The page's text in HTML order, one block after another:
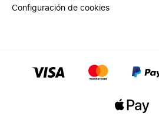
Configuración de cookies